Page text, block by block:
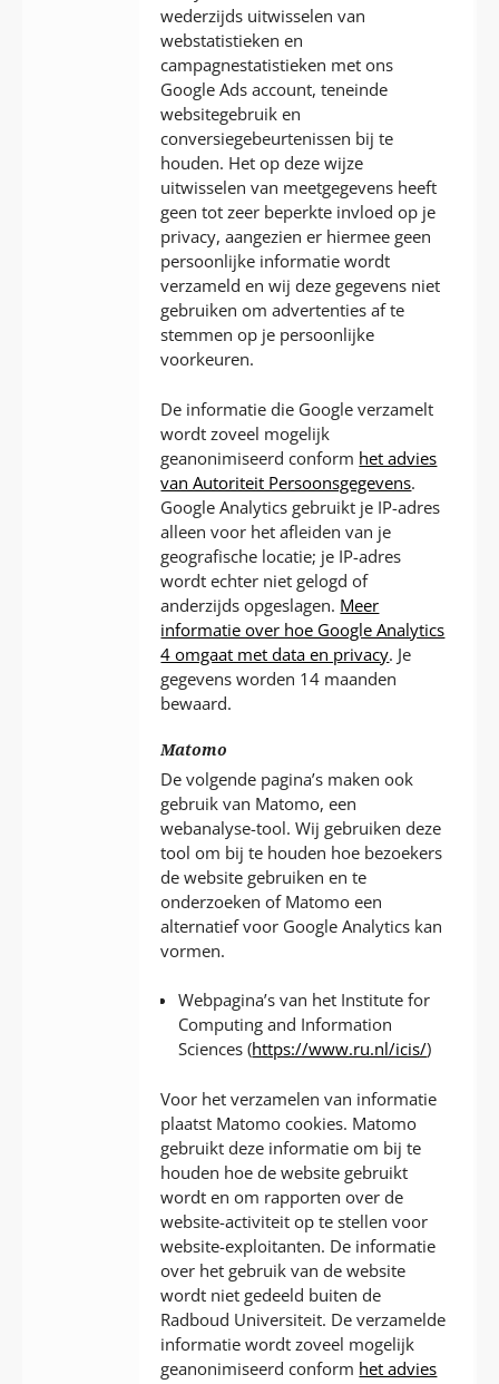
wederzijds uitwisselen van
webstatistieken en
campagnestatistieken met ons
Google Ads account, teneinde
websitegebruik en
conversiegebeurtenissen bij te
houden. Het op deze wijze
uitwisselen van meetgegevens heeft
geen tot zeer beperkte invloed op je
privacy, aangezien er hiermee geen
persoonlijke informatie wordt
verzameld en wij deze gegevens niet
gebruiken om advertenties af te
stemmen op je persoonlijke
voorkeuren.
De informatie die Google verzamelt
wordt zoveel mogelijk
geanonimiseerd conform het advies
van Autoriteit Persoonsgegevens.
Google Analytics gebruikt je IP-adres
alleen voor het afleiden van je
geografische locatie; je IP-adres
wordt echter niet gelogd of
anderzijds opgeslagen. Meer
informatie over hoe Google Analytics
4 omgaat met data en privacy. Je
gegevens worden 14 maanden
bewaard.
Matomo
De volgende pagina’s maken ook
gebruik van Matomo, een
webanalyse-tool. Wij gebruiken deze
tool om bij te houden hoe bezoekers
de website gebruiken en te
onderzoeken of Matomo een
alternatief voor Google Analytics kan
vormen.
Webpagina’s van het Institute for
Computing and Information
Sciences (https://www.ru.nl/icis/)
Voor het verzamelen van informatie
plaatst Matomo cookies. Matomo
gebruikt deze informatie om bij te
houden hoe de website gebruikt
wordt en om rapporten over de
website-activiteit op te stellen voor
website-exploitanten. De informatie
over het gebruik van de website
wordt niet gedeeld buiten de
Radboud Universiteit. De verzamelde
informatie wordt zoveel mogelijk
geanonimiseerd conform het advies